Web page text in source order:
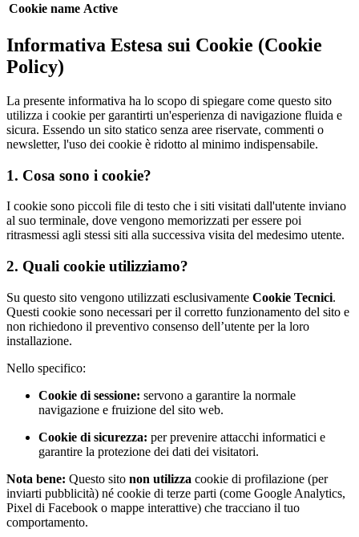
Cookie name Active
Informativa Estesa sui Cookie (Cookie
Policy)
La presente informativa ha lo scopo di spiegare come questo sito
utilizza i cookie per garantirti un'esperienza di navigazione fluida e
sicura. Essendo un sito statico senza aree riservate, commenti o
newsletter, l'uso dei cookie è ridotto al minimo indispensabile.
1. Cosa sono i cookie?
I cookie sono piccoli file di testo che i siti visitati dall'utente inviano
al suo terminale, dove vengono memorizzati per essere poi
ritrasmessi agli stessi siti alla successiva visita del medesimo utente.
2. Quali cookie utilizziamo?
Su questo sito vengono utilizzati esclusivamente Cookie Tecnici.
Questi cookie sono necessari per il corretto funzionamento del sito e
non richiedono il preventivo consenso dell’utente per la loro
installazione.
Nello specifico:
Cookie di sessione: servono a garantire la normale
navigazione e fruizione del sito web.
Cookie di sicurezza: per prevenire attacchi informatici e
garantire la protezione dei dati dei visitatori.
Nota bene: Questo sito non utilizza cookie di profilazione (per
inviarti pubblicità) né cookie di terze parti (come Google Analytics,
Pixel di Facebook o mappe interattive) che tracciano il tuo
comportamento.